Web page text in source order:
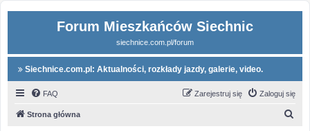
Forum Mieszkańców Siechnic
siechnice.com.pl/forum
Siechnice.com.pl: Aktualności, rozkłady jazdy, galerie, video.
FAQ Zaloguj się
Zarejestruj się
Strona główna